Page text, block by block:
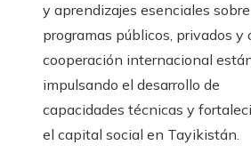
y aprendizajes esenciales
programas públicos, privados y
cooperación internacional
impulsando el desarrollo de
capacidades técnicas y
el capital social en Tayikistán.